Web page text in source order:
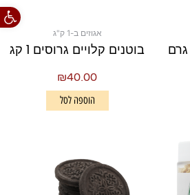
פתח
אגוזים ב-1 ק"ג
בוטנים קלויים גרוסים 1 קג
₪40.00
הוספה לסל